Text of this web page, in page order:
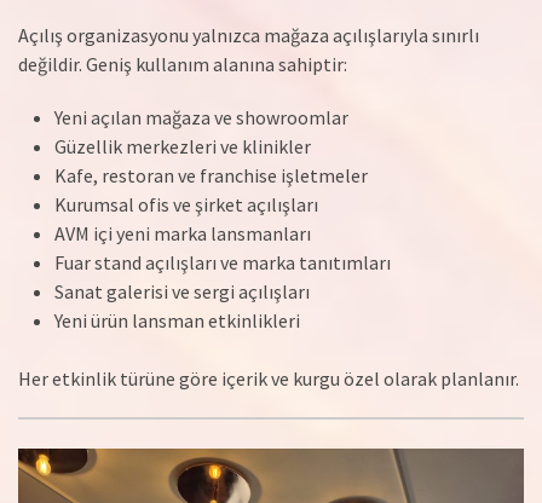
Açılış organizasyonu yalnızca mağaza açılışlarıyla sınırlı
değildir. Geniş kullanım alanına sahiptir:
Yeni açılan mağaza ve showroomlar
Güzellik merkezleri ve klinikler
Kafe, restoran ve franchise işletmeler
Kurumsal ofis ve şirket açılışları
AVM içi yeni marka lansmanları
Fuar stand açılışları ve marka tanıtımları
Sanat galerisi ve sergi açılışları
Yeni ürün lansman etkinlikleri
Her etkinlik türüne göre içerik ve kurgu özel olarak planlanır.